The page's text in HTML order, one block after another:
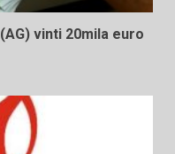
vinti 20mila euro